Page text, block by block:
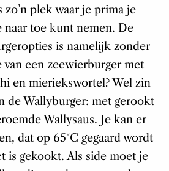
zo’n plek waar je prima je
naar toe kunt nemen. De
is namelijk zonder
van een zeewierburger met
en mieriekswortel? Wel zin
de Wallyburger: met gerookt
Wallysaus. Je kan er
dat op 65°C gegaard wordt
is gekookt. Als side moet je